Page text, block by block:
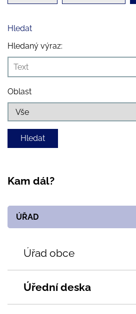
Hledat
Hledaný výraz:
Oblast
Kam dál?
ÚŘAD
Úřad obce
Úřední deska